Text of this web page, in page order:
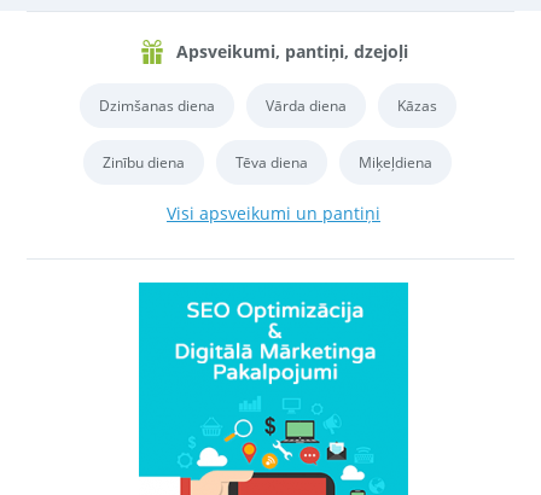
Apsveikumi, pantiņi, dzejoļi
Dzimšanas diena Vārda diena Kāzas
Zinību diena Tēva diena Miķeļdiena
Visi apsveikumi un pantiņi